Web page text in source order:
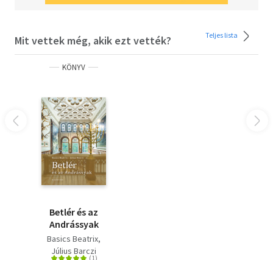
koncepciója szerint készült, és első kiadásban angol
gondozásában. Eredeti célját, amely nemzetközi szakmai
közvélemény figyelmének felkeltése volt a magyar
recenzió a világ legrangosabb szakmai folyóiratai
egyrészt a hazai közvéleményt, többek között
középiskolai tanárokat, tanulókat, a magyar múlt iránt
érdeklődő, a műveltségük gyarapítására vágyó olvasókat
kívánjuk megszólítani, hasznos és megbízható
információkkal ellátni a magyar középkor művészetéről,
másrészt nem kétséges az sem, hogy a felsőoktatásban is
jól használható, jelenleg ott is hiánypótló kézikönyvet
Mit vettek még, akik ezt vették? Teljes lista
KÖNYV
Betlér és az
Andrássyak
Basics Beatrix
Július Barczi